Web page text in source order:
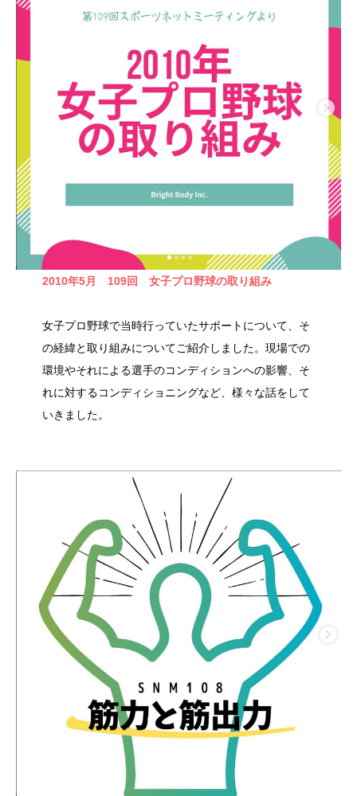
2010年5月 109回 女子プロ野球の取り組み
女子プロ野球で当時行っていたサポートについて、そ
の経緯と取り組みについてご紹介しました。現場での
環境やそれによる選手のコンディションへの影響、そ
れに対するコンディショニングなど、様々な話をして
いきました。